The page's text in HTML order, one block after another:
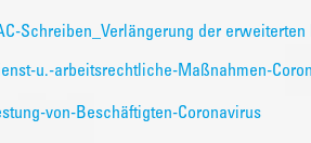
Schreiben_Verlängerung der
u.-arbeitsrechtliche-Maßnahmen-
von-Beschäftigten-Coronavirus